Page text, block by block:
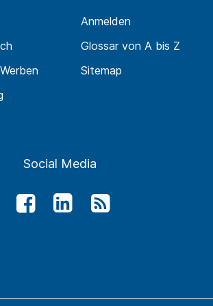
Anmelden
Glossar von A bis Z
Sitemap
Social Media